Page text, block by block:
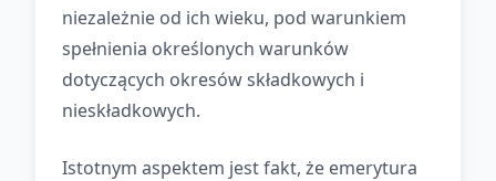
niezależnie od ich wieku, pod warunkiem
spełnienia określonych warunków
dotyczących okresów składkowych i
nieskładkowych.
Istotnym aspektem jest fakt, że emerytura